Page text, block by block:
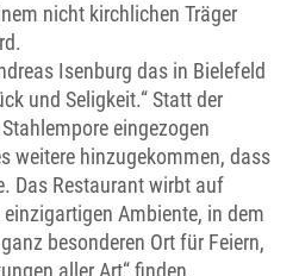
nicht kirchlichen Träger
Isenburg das in Bielefeld
und Seligkeit.“ Statt der
eingezogen
weitere hinzugekommen, dass
Das Restaurant wirbt auf
Ambiente, in dem
besonderen Ort für Feiern,